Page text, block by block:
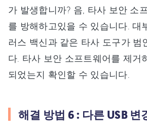
가 발생합니까? 음, 타사 보안 소
를 방해하고있을 수 있습니다. 대
러스 백신과 같은 타사 도구가 범
다. 타사 보안 소프트웨어를 제거
되었는지 확인할 수 있습니다.
해결 방법 6 : 다른 USB 변